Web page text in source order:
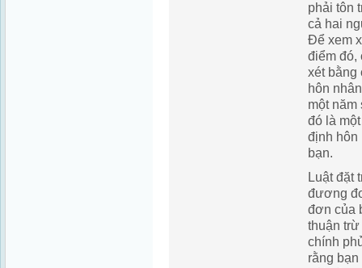
phải tôn
cả hai
Để xem
điểm đó,
xét bằng
hôn
một
đó là
định hôn
bạn.
Luật đặt
đương
đơn của
thuận
chính
rằng